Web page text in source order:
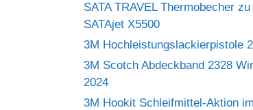
SATA TRAVEL Thermobecher
SATAjet X5500
3M Hochleistungslackierpistole
3M Scotch Abdeckband 2328
2024
3M Hookit Schleifmittel-Aktion